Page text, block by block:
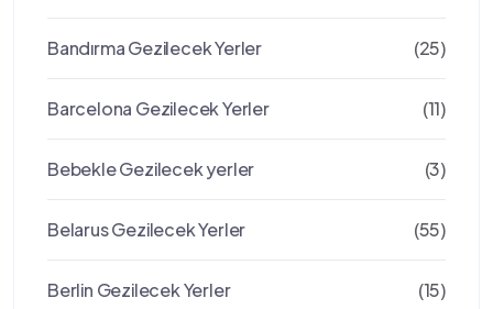
Bandırma Gezilecek Yerler (25)
Barcelona Gezilecek Yerler (11)
Bebekle Gezilecek yerler (3)
Belarus Gezilecek Yerler (55)
Berlin Gezilecek Yerler (15)